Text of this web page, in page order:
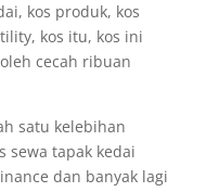
kos produk, kos
kos itu, kos ini
cecah ribuan
satu kelebihan
sewa tapak kedai
dan banyak lagi